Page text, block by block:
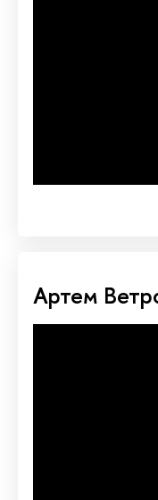
Артем